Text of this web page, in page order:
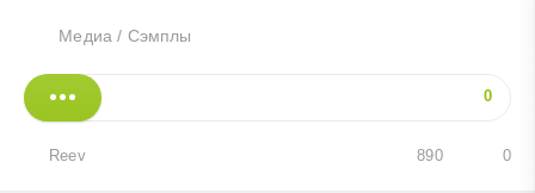
Медиа / Сэмплы
0
Reev 0
890